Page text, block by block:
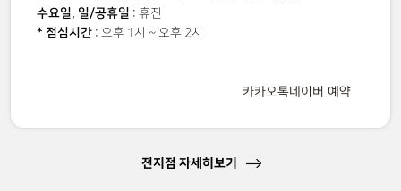
수요일, 일/공휴일 : 휴진
* 점심시간: 오후 1시 ~ 오후 2시
카카오톡네이버 예약
전지점 자세히보기